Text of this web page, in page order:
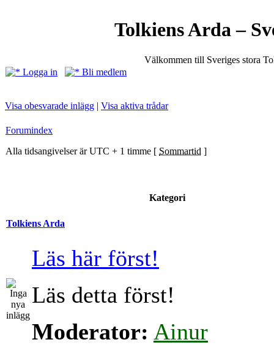
Tolkiens Arda –
Välkommen till Sveriges stora
Logga in
Bli medlem
Visa obesvarade inlägg | Visa aktiva trådar
Forumindex
Alla tidsangivelser är UTC + 1 timme [ Sommartid ]
Kategori
Tolkiens Arda
Läs här först!
Läs detta först!
Moderator: Ainur